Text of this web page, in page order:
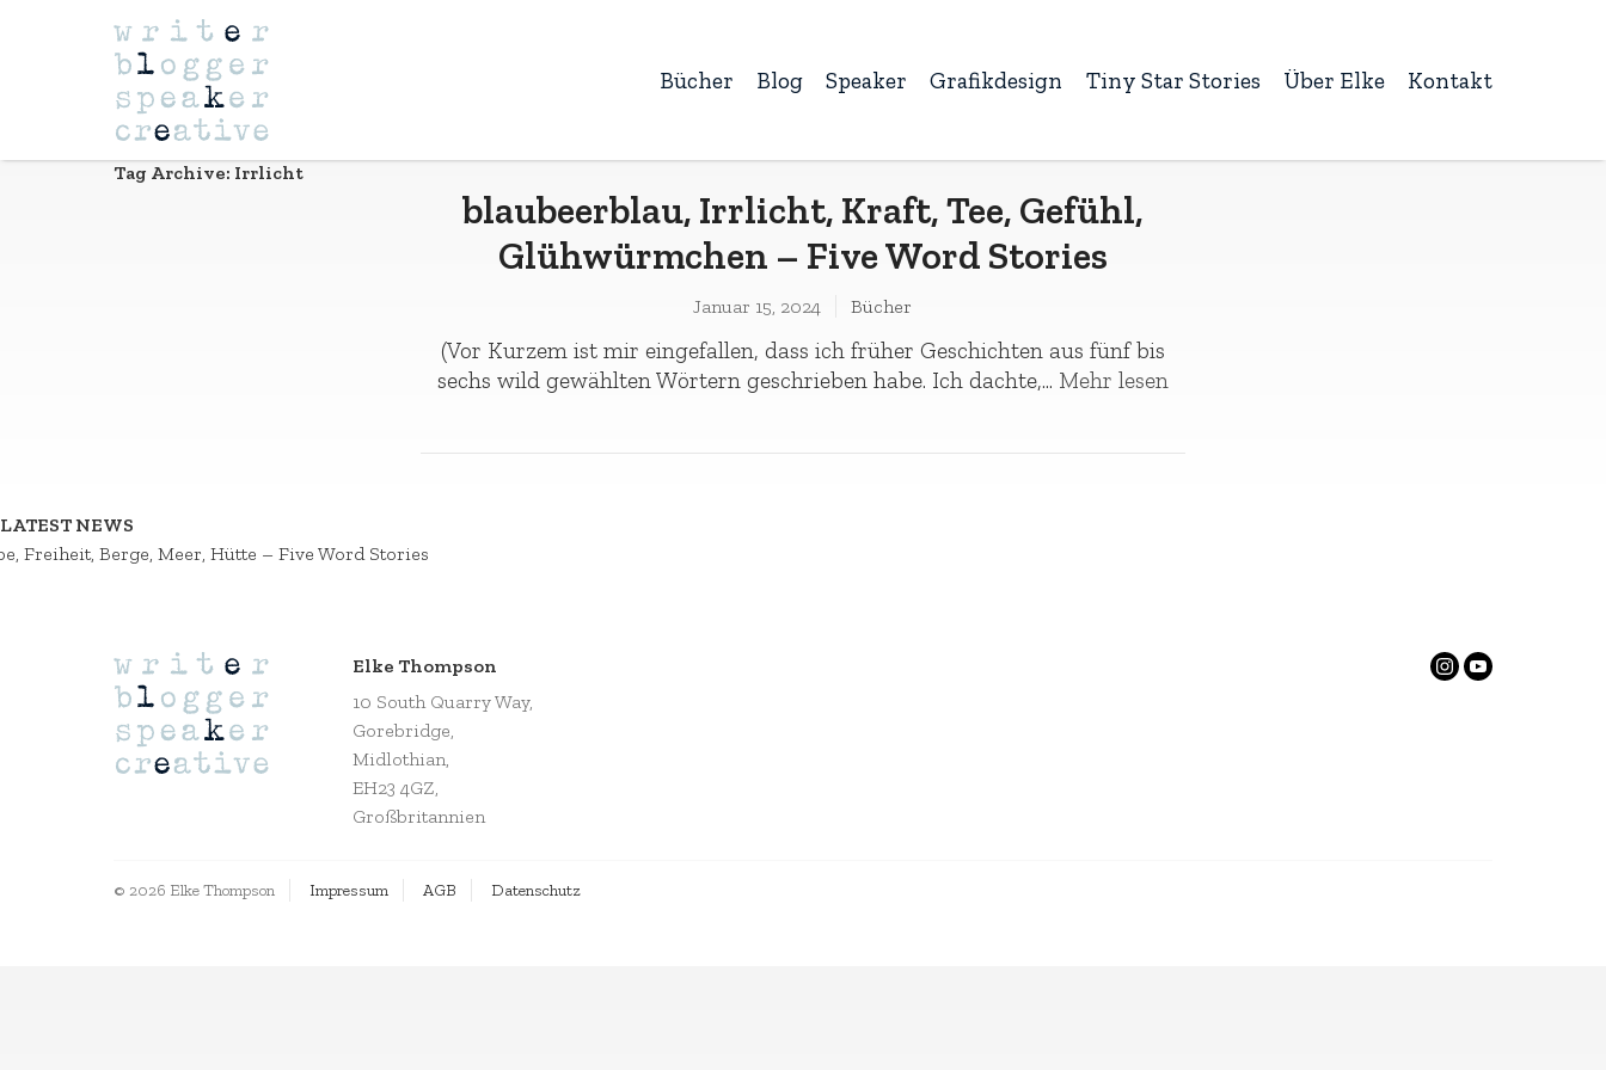
Bücher Blog Speaker Grafikdesign Tiny Star Stories Über Elke Kontakt
Tag Archive: Irrlicht
blaubeerblau, Irrlicht, Kraft, Tee, Gefühl,
Glühwürmchen – Five Word Stories
Januar 15, 2024 Bücher
(Vor Kurzem ist mir eingefallen, dass ich früher Geschichten aus fünf bis
sechs wild gewählten Wörtern geschrieben habe. Ich dachte,... Mehr lesen
LATEST NEWS
Freiheit, Berge, Meer, Hütte – Five Word Stories
Elke Thompson
10 South Quarry Way,
Gorebridge,
Midlothian,
EH23 4GZ,
Großbritannien
© 2026 Elke Thompson Impressum AGB Datenschutz